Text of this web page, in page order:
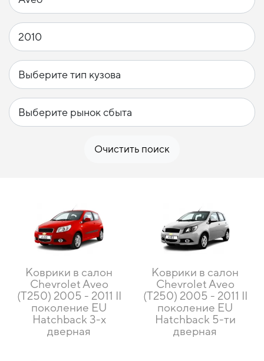
Очистить поиск
Коврики в салон
Chevrolet Aveo
(T250) 2005 - 2011 II
поколение EU
Hatchback 3-х
дверная
Коврики в салон
Chevrolet Aveo
(T250) 2005 - 2011 II
поколение EU
Hatchback 5-ти
дверная